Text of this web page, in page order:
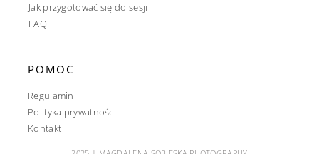
Jak przygotować się do sesji
FAQ
POMOC
Regulamin
Polityka prywatności
Kontakt